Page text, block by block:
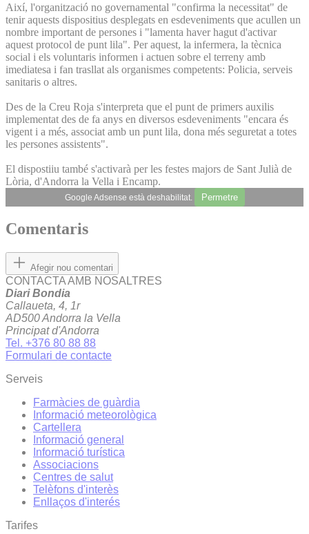
Així, l'organització no governamental "confirma la necessitat" de
tenir aquests dispositius desplegats en esdeveniments que acullen un
nombre important de persones i "lamenta haver hagut d'activar
aquest protocol de punt lila". Per aquest, la infermera, la tècnica
social i els voluntaris informen i actuen sobre el terreny amb
imediatesa i fan trasllat als organismes competents: Policia, serveis
sanitaris o altres.
Des de la Creu Roja s'interpreta que el punt de primers auxilis
implementat des de fa anys en diversos esdeveniments "encara és
vigent i a més, associat amb un punt lila, dona més seguretat a totes
les persones assistents".
El dispostiiu també s'activarà per les festes majors de Sant Julià de
Lòria, d'Andorra la Vella i Encamp.
Google Adsense està deshabilitat. Permetre
Comentaris
Afegir nou comentari
CONTACTA AMB NOSALTRES
Diari Bondia
Callaueta, 4, 1r
AD500 Andorra la Vella
Principat d'Andorra
Tel. +376 80 88 88
Formulari de contacte
Serveis
Farmàcies de guàrdia
Informació meteorològica
Cartellera
Informació general
Informació turística
Associacions
Centres de salut
Telèfons d'interès
Enllaços d'interés
Tarifes